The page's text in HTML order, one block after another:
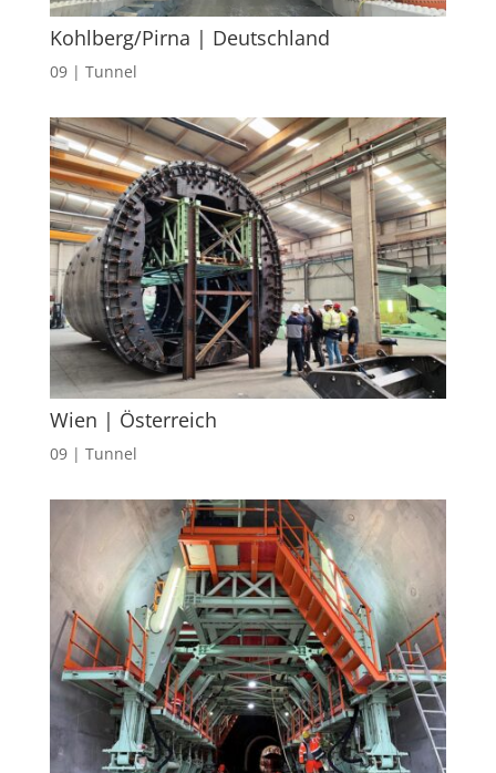
Kohlberg/Pirna | Deutschland
09 | Tunnel
Wien | Österreich
09 | Tunnel